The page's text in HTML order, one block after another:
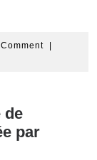
de
par